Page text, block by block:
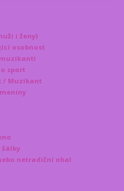
i ženy)
osobnost
sport
/ Muzikant
šálky
netradiční obal